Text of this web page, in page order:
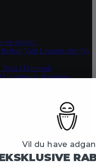
en øvelse!
Valg Leasing eller Ny
i Danmark
Premium
Galaxy Z Flip 5
Vil du have